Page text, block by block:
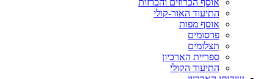
אוסף הכרוזים והכרזות
התיעוד האור-קולי
אוסף מפות
פרסומים
תצלומים
ספריית הארכיון
התיעוד הקולי